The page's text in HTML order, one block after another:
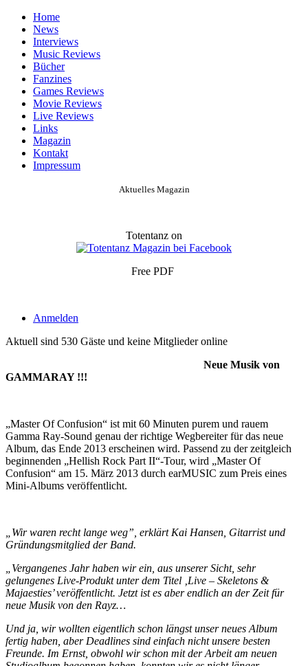
Home
News
Interviews
Music Reviews
Bücher
Fanzines
Games Reviews
Movie Reviews
Live Reviews
Links
Magazin
Kontakt
Impressum
Aktuelles Magazin
Totentanz on
Free PDF
Anmelden
Aktuell sind 530 Gäste und keine Mitglieder online
Neue Musik von
GAMMARAY !!!
„Master Of Confusion“ ist mit 60 Minuten purem und rauem
Gamma Ray-Sound genau der richtige Wegbereiter für das neue
Album, das Ende 2013 erscheinen wird. Passend zu der zeitgleich
beginnenden „Hellish Rock Part II“-Tour, wird „Master Of
Confusion“ am 15. März 2013 durch earMUSIC zum Preis eines
Mini-Albums veröffentlicht.
„Wir waren recht lange weg”, erklärt Kai Hansen, Gitarrist und
Gründungsmitglied der Band.
„Vergangenes Jahr haben wir ein, aus unserer Sicht, sehr
gelungenes Live-Produkt unter dem Titel ‚Live – Skeletons &
Majaesties’ veröffentlicht. Jetzt ist es aber endlich an der Zeit für
neue Musik von den Rayz…
Und ja, wir wollten eigentlich schon längst unser neues Album
fertig haben, aber Deadlines sind einfach nicht unsere besten
Freunde. Im Ernst, obwohl wir schon mit der Arbeit am neuen